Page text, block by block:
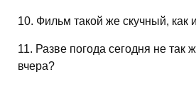
10. Фильм такой же скучный, как
11. Разве погода сегодня не так
вчера?